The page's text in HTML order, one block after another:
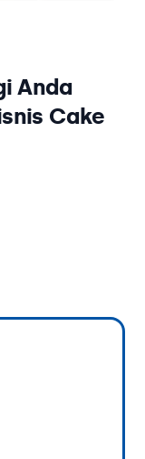
Anda
Cake